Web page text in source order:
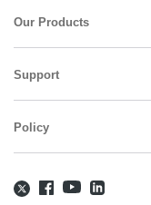
Our Products
Support
Policy